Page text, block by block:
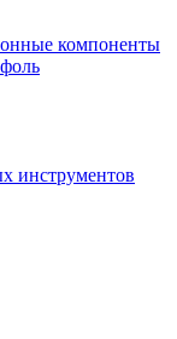
компоненты
инструментов